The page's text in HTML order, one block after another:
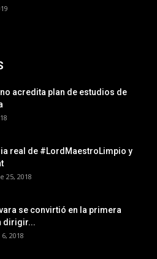
acredita plan de estudios de
real de #LordMaestroLimpio y
25, 2018
se convirtió en la primera
dirigir...
2018